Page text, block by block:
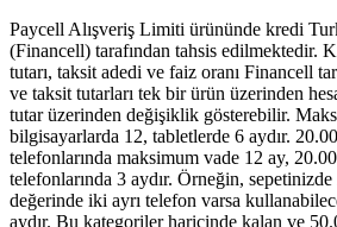
Paycell Alışveriş Limiti ürününde kredi
(Financell) tarafından tahsis edilmektedir.
tutarı, taksit adedi ve faiz oranı Financell
ve taksit tutarları tek bir ürün üzerinden
tutar üzerinden değişiklik gösterebilir.
bilgisayarlarda 12, tabletlerde 6 aydır.
telefonlarında maksimum vade 12 ay,
telefonlarında 3 aydır. Örneğin,
değerinde iki ayrı telefon varsa
aydır. Bu kategoriler haricinde kalan ve